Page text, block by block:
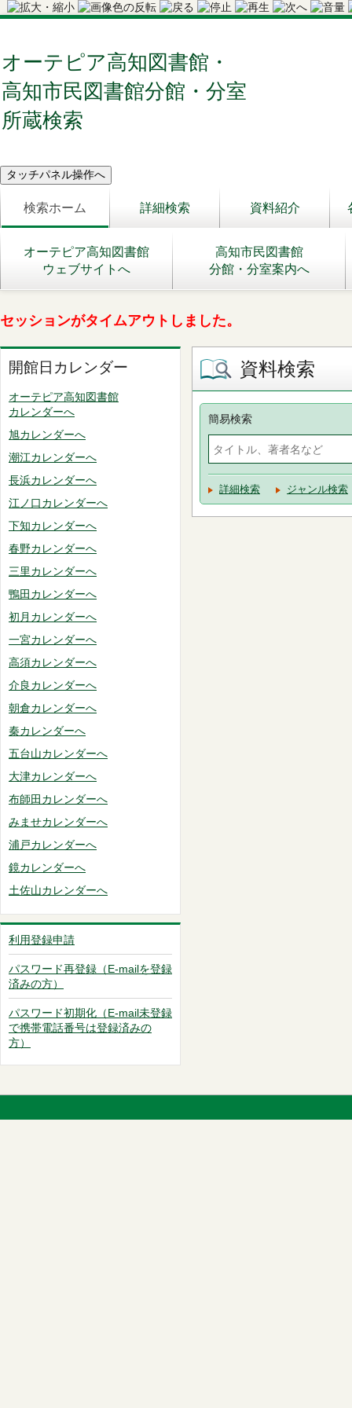
オーテピア高知図書館・
高知市民図書館分館・分室
所蔵検索
検索ホーム 詳細検索 資料紹介
オーテピア高知図書館
ウェブサイトへ
高知市民図書館
分館・分室案内へ
セッションがタイムアウトしました。
開館日カレンダー
オーテピア高知図書館
カレンダーへ
旭カレンダーへ
潮江カレンダーへ
長浜カレンダーへ
江ノ口カレンダーへ
下知カレンダーへ
春野カレンダーへ
三里カレンダーへ
鴨田カレンダーへ
初月カレンダーへ
一宮カレンダーへ
高須カレンダーへ
介良カレンダーへ
朝倉カレンダーへ
秦カレンダーへ
五台山カレンダーへ
大津カレンダーへ
布師田カレンダーへ
みませカレンダーへ
浦戸カレンダーへ
鏡カレンダーへ
土佐山カレンダーへ
利用登録申請
パスワード再登録（E-mailを登録
済みの方）
パスワード初期化（E-mail未登録
で携帯電話番号は登録済みの
方）
資料検索
簡易検索
詳細検索 ジャンル検索